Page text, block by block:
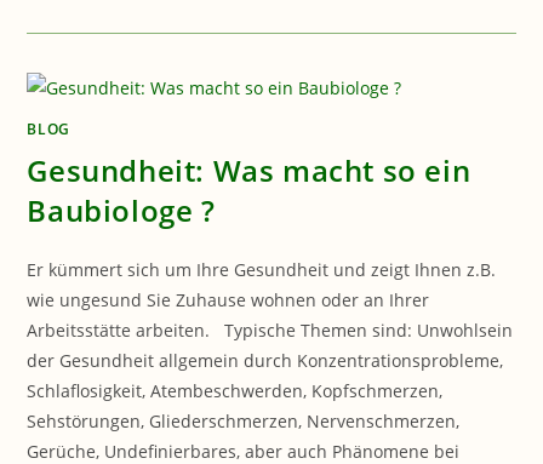
BLOG
Gesundheit: Was macht so ein
Baubiologe ?
Er kümmert sich um Ihre Gesundheit und zeigt Ihnen z.B.
wie ungesund Sie Zuhause wohnen oder an Ihrer
Arbeitsstätte arbeiten. Typische Themen sind: Unwohlsein
der Gesundheit allgemein durch Konzentrationsprobleme,
Schlaflosigkeit, Atembeschwerden, Kopfschmerzen,
Sehstörungen, Gliederschmerzen, Nervenschmerzen,
Gerüche, Undefinierbares, aber auch Phänomene bei